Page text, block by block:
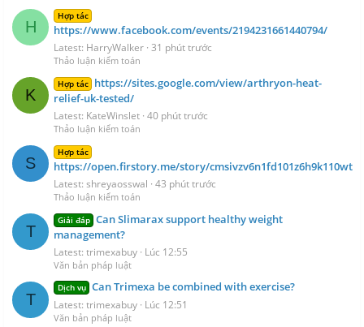
H
Hợp tác
https://www.facebook.com/events/2194231661440794/
Latest: HarryWalker 31 phút trước
Thảo luận kiểm toán
K
Hợp tác https://sites.google.com/view/arthryon-heat-
relief-uk-tested/
Latest: KateWinslet 40 phút trước
Thảo luận kiểm toán
S
Hợp tác
https://open.firstory.me/story/cmsivzv6n1fd101z6h9k110wt
Latest: shreyaosswal 43 phút trước
Thảo luận kiểm toán
T
Giải đáp Can Slimarax support healthy weight
management?
Latest: trimexabuy Lúc 12:55
Văn bản pháp luật
T
Dịch vụ Can Trimexa be combined with exercise?
Latest: trimexabuy Lúc 12:51
Văn bản pháp luật